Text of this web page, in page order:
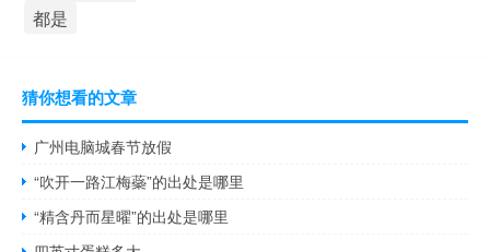
都是
猜你想看的文章
广州电脑城春节放假
“吹开一路江梅蘂”的出处是哪里
“精含丹而星曜”的出处是哪里